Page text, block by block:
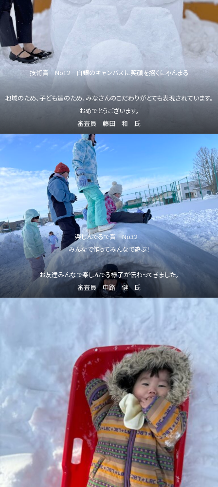
技術賞 No12 白銀のキャンバスに笑顔を招くにゃんまる
地域のため、子ども達のため、みなさんのこだわりがとても表現されています。
おめでとうございます。
審査員 藤田 和 氏
楽しんでるで賞 No32
みんなで作ってみんなで遊ぶ！
お友達みんなで楽しんでる様子が伝わってきました。
審査員 中路 健 氏